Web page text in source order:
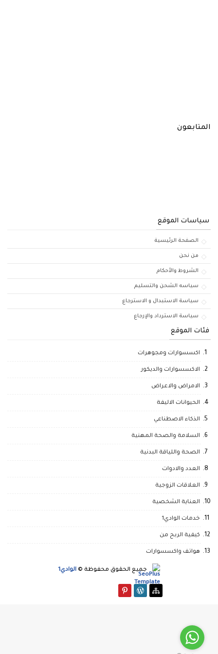
المتابعون
سياسات الموقع
الصفحة الرئيسية
من نحن
الشروط والأحكام
سياسه الشحن والتسليم
سياسة الاستبدال و الاسترجاع
سياسة الاسترداد والإرجاع
فئات الموقع
اكسسوارات ومجوهرات
الاكسسوارات والديكور
الامراض والاعراض
الحيوانات الاليفة
الذكاء الاصطناعي
السلامة والصحة المهنية
الصحة واللياقة البدنية
العدد والادوات
العلاقات الزوجية
العناية الشخصية
خدمات الوادي1
كيفية الربح من
هواتف واكسسوارات
جميع الحقوق محفوظة © الوادي1